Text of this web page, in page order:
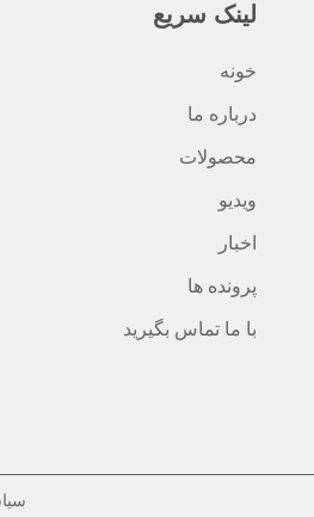
لینک سریع
خونه
درباره ما
محصولات
ویدیو
اخبار
پرونده ها
با ما تماس بگیرید